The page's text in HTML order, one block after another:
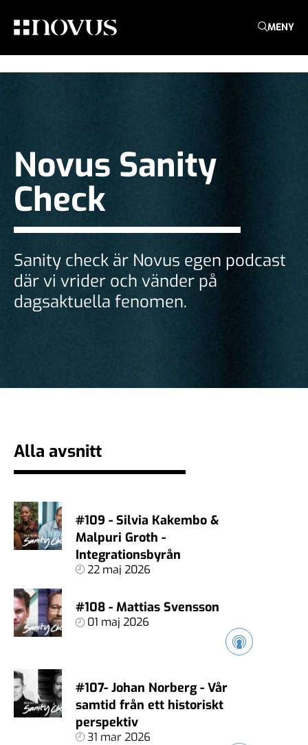
MENY
Novus Sanity
Check
Sanity check är Novus egen podcast
där vi vrider och vänder på
dagsaktuella fenomen.
Alla avsnitt
#109 - Silvia Kakembo &
Malpuri Groth -
Integrationsbyrån
22 maj 2026
#108 - Mattias Svensson
01 maj 2026
#107- Johan Norberg - Vår
samtid från ett historiskt
perspektiv
31 mar 2026